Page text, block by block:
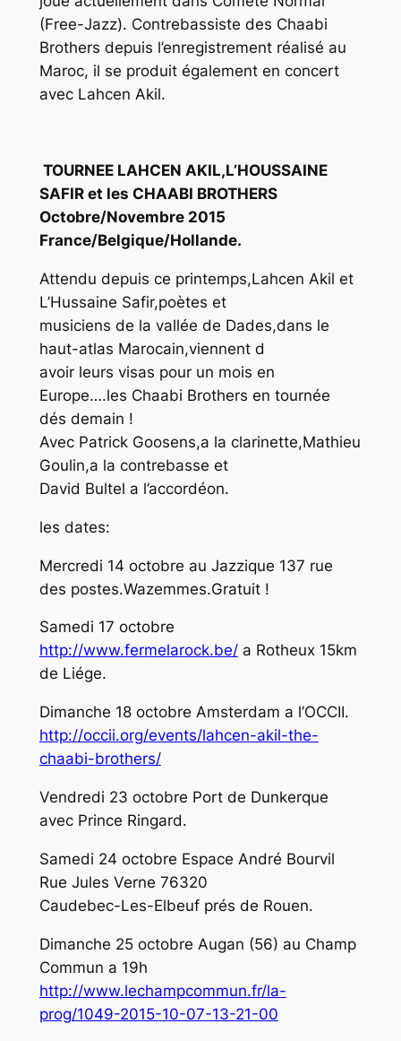
(Free-Jazz). Contrebassiste des Chaabi
Brothers depuis l’enregistrement réalisé au
Maroc, il se produit également en concert
avec Lahcen Akil.
TOURNEE LAHCEN AKIL,L’HOUSSAINE
SAFIR et les CHAABI BROTHERS
Octobre/Novembre 2015
France/Belgique/Hollande.
Attendu depuis ce printemps,Lahcen Akil et
L’Hussaine Safir,poètes et
musiciens de la vallée de Dades,dans le
haut-atlas Marocain,viennent d
avoir leurs visas pour un mois en
Europe….les Chaabi Brothers en tournée
dés demain !
Avec Patrick Goosens,a la clarinette,Mathieu
Goulin,a la contrebasse et
David Bultel a l’accordéon.
les dates:
Mercredi 14 octobre au Jazzique 137 rue
des postes.Wazemmes.Gratuit !
Samedi 17 octobre
http://www.fermelarock.be/a Rotheux 15km
de Liége.
Dimanche 18 octobre Amsterdam a l’OCCII.
http://occii.org/events/lahcen-akil-the-
chaabi-brothers/
Vendredi 23 octobre Port de Dunkerque
avec Prince Ringard.
Samedi 24 octobre Espace André Bourvil
Rue Jules Verne 76320
Caudebec-Les-Elbeuf prés de Rouen.
Dimanche 25 octobre Augan (56) au Champ
Commun a 19h
http://www.lechampcommun.fr/la-
prog/1049-2015-10-07-13-21-00